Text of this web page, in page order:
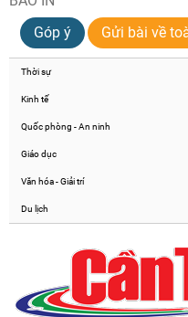
Góp ý
Gửi bài về
Thời sự
Kinh tế
Quốc phòng - An ninh
Giáo dục
Văn hóa - Giải trí
Du lịch